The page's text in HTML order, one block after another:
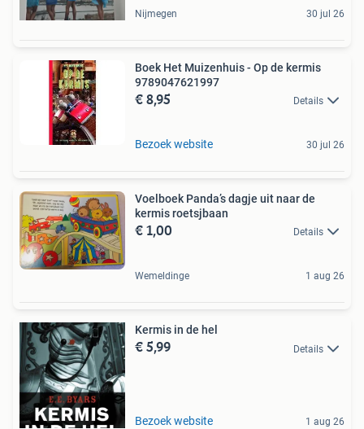
Nijmegen 30 jul 26
Boek Het Muizenhuis - Op de kermis
9789047621997
€ 8,95 Details
Bezoek website 30 jul 26
Voelboek Panda’s dagje uit naar de
kermis roetsjbaan
€ 1,00 Details
Wemeldinge 1 aug 26
Kermis in de hel
€ 5,99 Details
Bezoek website 1 aug 26